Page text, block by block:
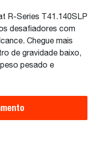
R-Series T41.140SLP
desafiadores com
Chegue mais
de gravidade baixo,
pesado e